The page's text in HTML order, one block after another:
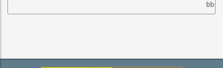
bb